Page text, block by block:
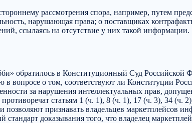
рассмотрения спора, например, путем
нарушающая права; о поставщиках
ссылаясь на отсутствие у них такой информации.
обратилось в Конституционный Суд Российской
вопросе о том, соответствуют ли Конституции
за нарушения интеллектуальных прав,
статьям 1 (ч. 1), 8 (ч. 1), 17 (ч. 3), 34
признавать владельцев маркетплейсов
доказывания того, что владелец